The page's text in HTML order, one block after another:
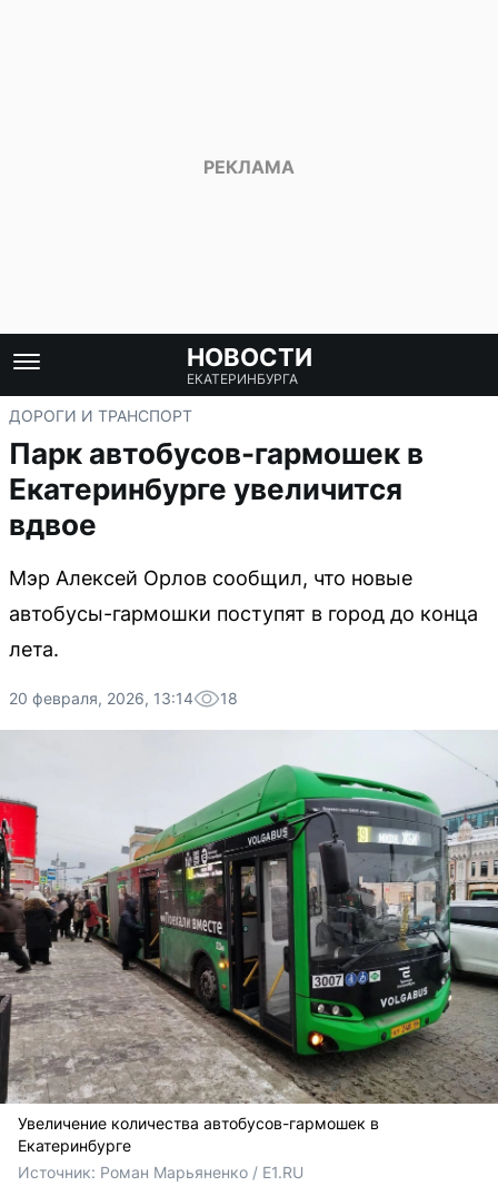
НОВОСТИ
ЕКАТЕРИНБУРГА
ДОРОГИ И ТРАНСПОРТ
Парк автобусов-гармошек в
Екатеринбурге увеличится
вдвое
Мэр Алексей Орлов сообщил, что новые
автобусы-гармошки поступят в город до конца
лета.
20 февраля, 2026, 13:14 18
Увеличение количества автобусов-гармошек в
Екатеринбурге
Источник: Роман Марьяненко / E1.RU